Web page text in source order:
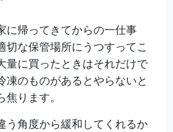
に帰ってきてからの一仕事
切な保管場所にうつすってこ
量に買ったときはそれだけで
凍のものがあるとやらないと
ります。
う角度から緩和してくれるか